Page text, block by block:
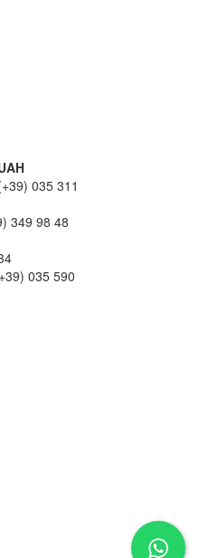
035 311
349 98 48
035 590